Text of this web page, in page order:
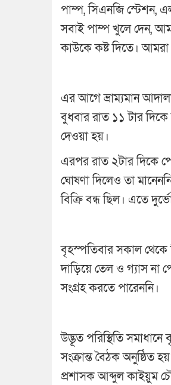
পাম্প, সিএনজি স্টেশন,
সবাই পাম্প খুলে দেন,
কাউকে কষ্ট দিতে। আমরা
এর আগে ভ্রাম্যমান
বুধবার রাত ১১ টার
দেওয়া হয়।
এরপর রাত ২টার দিকে
ঘোষণা দিলেও তা
বিক্রি বন্ধ ছিল। এতে
বৃহস্পতিবার সকাল থেকে
দাড়িয়ে তেল ও গ্যাস না
সংগ্রহ করতে পারেননি।
উদ্ভূত পরিস্থিতি
সংক্রান্ত বৈঠক অনুষ্ঠিত
প্রশাসক আব্দুল কাইয়ুম